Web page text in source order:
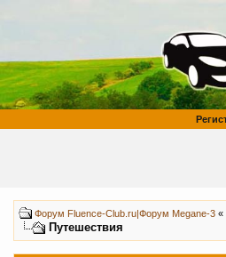
Форум Fluence-Club.ru|Форум Megane-3 «
Путешествия